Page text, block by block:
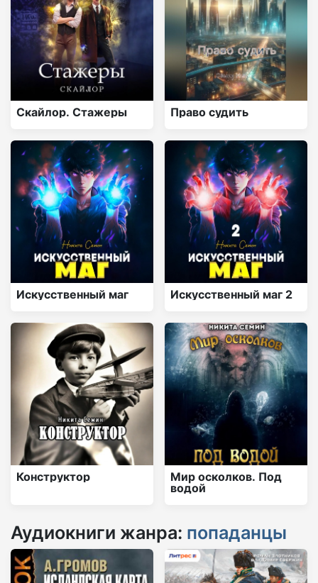
Скайлор. Стажеры Право судить
Искусственный маг Искусственный маг 2
Конструктор
Мир осколков. Под
водой
Аудиокниги жанра: попаданцы